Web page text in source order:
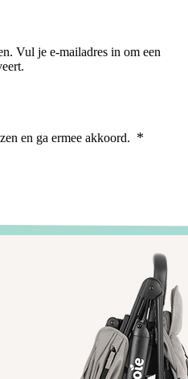
Vul je e-mailadres in om een
en ga ermee akkoord.